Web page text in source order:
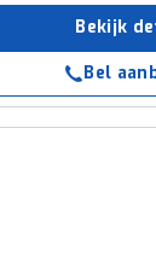
Bekijk
Bel